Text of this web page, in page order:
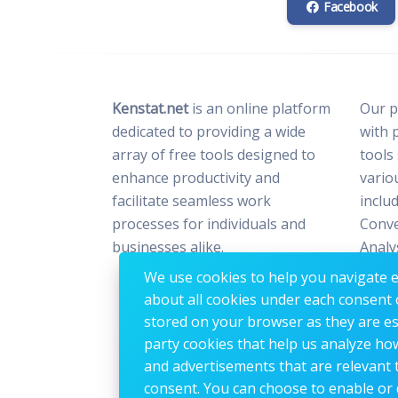
Facebook
Kenstat.netis an online platform
dedicated to providing a wide
array of free tools designed to
enhance productivity and
facilitate seamless work
processes for individuals and
businesses alike.
Our
with
tools
We use cookies to help you
about all cookies under each
stored on your browser as they are
party cookies that help us analyze
and advertisements that are
consent. You can choose to enable